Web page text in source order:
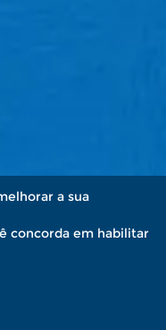
a sua
concorda em habilitar